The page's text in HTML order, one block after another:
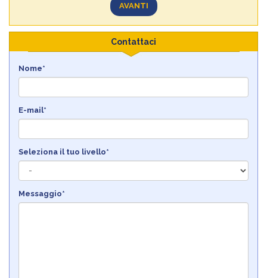
AVANTI
Contattaci
Nome*
E-mail*
Seleziona il tuo livello*
Messaggio*